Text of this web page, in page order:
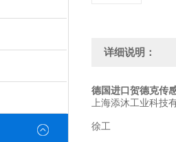
详细说明：
德国进口贺德克传
上海添沐工业科技
徐工